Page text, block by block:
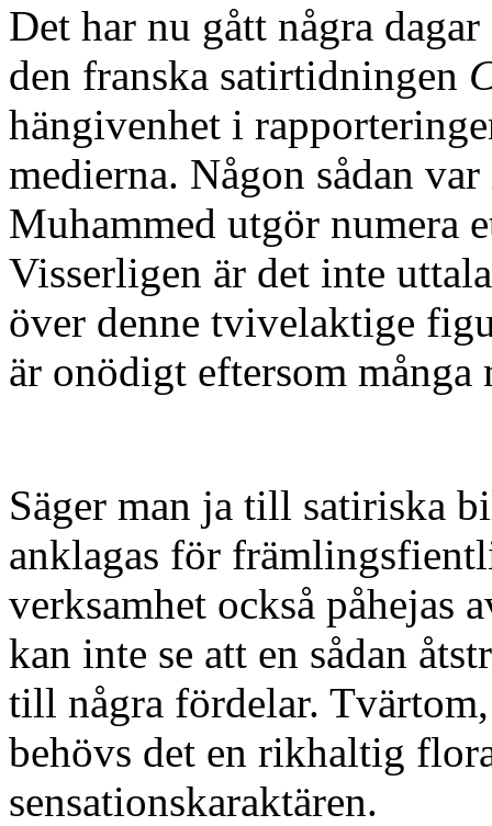
Det har nu gått några
den franska satirtidningen
hängivenhet i
medierna. Någon sådan
Muhammed utgör numera
Visserligen är det inte
över denne tvivelaktige
är onödigt eftersom
Säger man ja till satiriska
anklagas för
verksamhet också påhejas
kan inte se att en sådan
till några fördelar.
behövs det en rikhaltig
sensationskaraktären.